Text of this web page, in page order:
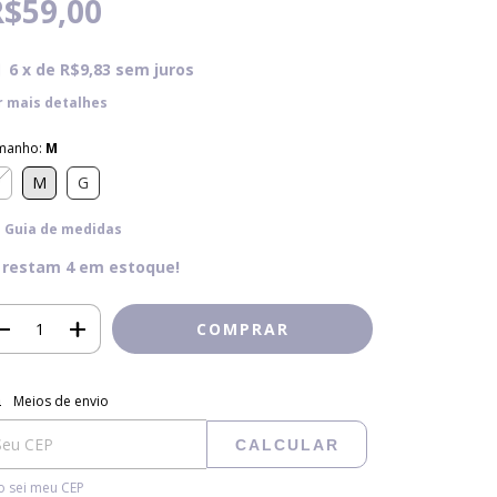
6 x de R$9,83 sem juros
mais detalhes
M
M G
Guia de medidas
restam 4em estoque!
para o CEP:
Meios de envio
CALCULAR
sei meu CEP